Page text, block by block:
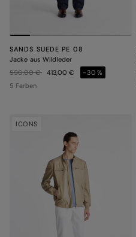
SANDS SUEDE PE 08
Jacke aus Wildleder
Preis reduziert von
590,00 €auf413,00 €
-30%
5 Farben
ICONS